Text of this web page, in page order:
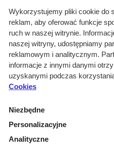
O nas
Rozwiązania
Monitoring
przetargów
Raporty
przetargowe
Kontakt
Kontakt
Wykorzystujemy pliki cookie do
reklam, aby oferować funkcje
ruch w naszej witrynie.
naszej witryny, udostępniamy
reklamowym i analitycznym.
informacje z innymi danymi
uzyskanymi podczas
Cookies
Niezbędne
Personalizacyjne
Analityczne